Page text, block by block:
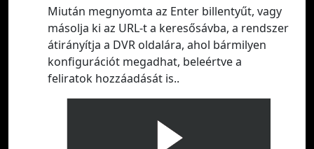
Miután megnyomta az Enter billentyűt, vagy
másolja ki az URL-t a keresősávba, a rendszer
átirányítja a DVR oldalára, ahol bármilyen
konfigurációt megadhat, beleértve a
feliratok hozzáadását is..